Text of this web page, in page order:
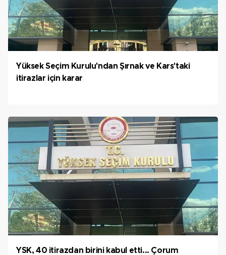
Yüksek Seçim Kurulu'ndan Şırnak ve Kars'taki
itirazlar için karar
YSK, 40 itirazdan birini kabul etti... Çorum